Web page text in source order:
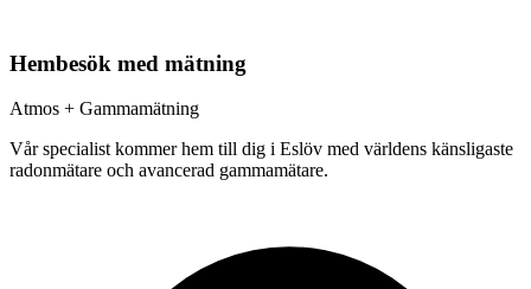
Hembesök med mätning
Atmos + Gammamätning
Vår specialist kommer hem till dig i Eslöv med världens känsligaste
radonmätare och avancerad gammamätare.